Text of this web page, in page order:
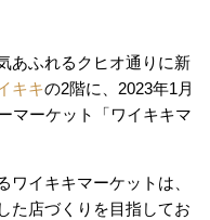
あふれるクヒオ通りに新
キキの2階に、2023年1月
マーケット「ワイキキマ
ワイキキマーケットは、
た店づくりを目指してお